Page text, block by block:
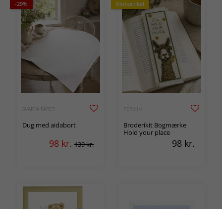
-29%
SVARTA FÅRET
Dug med aidabort
98 kr. 139 kr.
Klubartikel
PERMIN
Broderikit Bogmærke
Hold your place
98 kr.